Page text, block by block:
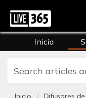
Inicio
Inicio Difusores de